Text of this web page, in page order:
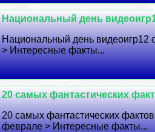
Национальный день
Национальный день видеоигр12
> Интересные факты...
20 самых фантастических
20 самых фантастических
феврале > Интересные факты...